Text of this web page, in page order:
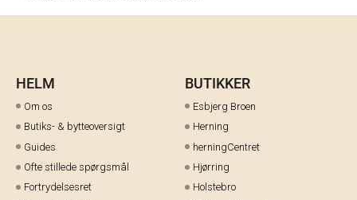
HELM
Om os
Butiks- & bytteoversigt
Guides
Ofte stillede spørgsmål
Fortrydelsesret
BUTIKKER
Esbjerg Broen
Herning
herningCentret
Hjørring
Holstebro